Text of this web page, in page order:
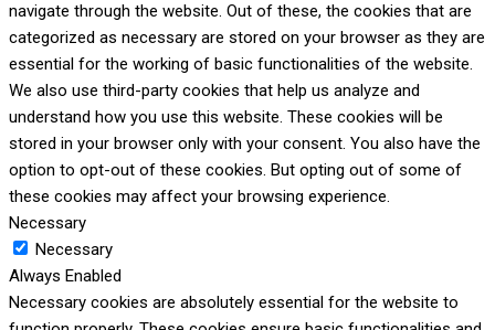
navigate through the website. Out of these, the cookies that are
categorized as necessary are stored on your browser as they are
essential for the working of basic functionalities of the website.
We also use third-party cookies that help us analyze and
understand how you use this website. These cookies will be
stored in your browser only with your consent. You also have the
option to opt-out of these cookies. But opting out of some of
these cookies may affect your browsing experience.
Necessary
Necessary
Always Enabled
Necessary cookies are absolutely essential for the website to